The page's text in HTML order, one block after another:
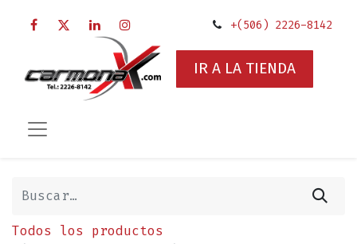
+(506) 2226-8142
IR A LA TIENDA
Todos los productos